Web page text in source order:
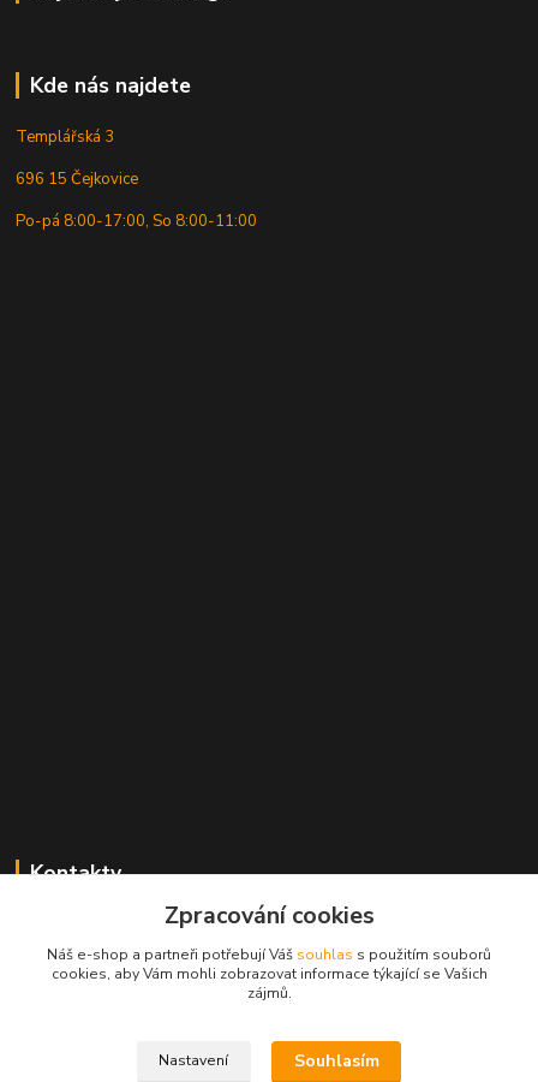
Kde nás najdete
Templářská 3
696 15 Čejkovice
Po-pá 8:00-17:00, So 8:00-11:00
Kontakty
+420 723 828 116
Po-Pá 8:00-17:00 hod., So 8:00-11:00 hod.
Zpracování cookies
Náš e-shop a partneři potřebují Váš souhlas s použitím souborů
cookies, aby Vám mohli zobrazovat informace týkající se Vašich
zájmů.
Nastavení Souhlasím